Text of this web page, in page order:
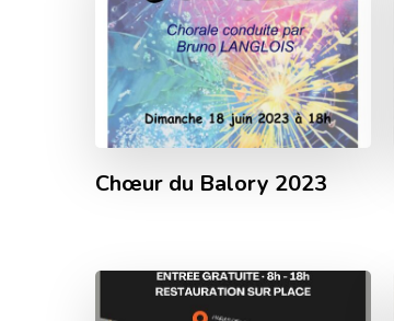
Chœur du Balory 2023